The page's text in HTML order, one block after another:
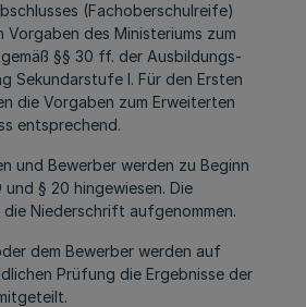
(Fachoberschulreife)
des Ministeriums zum
§§ 30 ff. der Ausbildungs-
Sekundarstufe I. Für den Ersten
die Vorgaben zum Erweiterten
entsprechend.
und Bewerber werden zu Beginn
§ 20 hingewiesen. Die
Niederschrift aufgenommen.
dem Bewerber werden auf
Prüfung die Ergebnisse der